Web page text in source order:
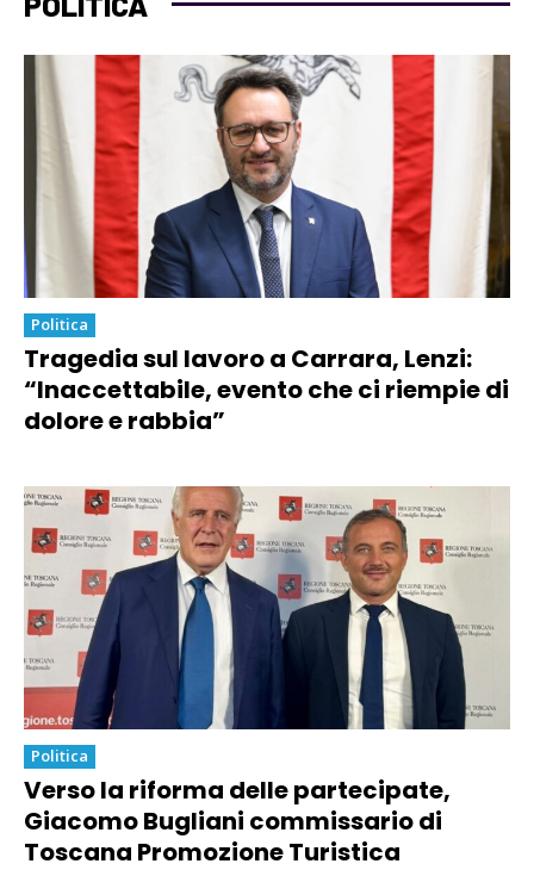
Politica
Tragedia sul lavoro a Carrara, Lenzi:
“Inaccettabile, evento che ci riempie di
dolore e rabbia”
Politica
Verso la riforma delle partecipate,
Giacomo Bugliani commissario di
Toscana Promozione Turistica